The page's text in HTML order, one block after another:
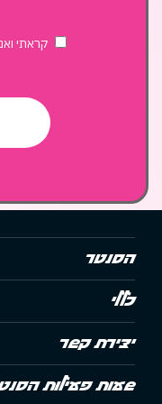
קראתי
הסנטר
כללי
יצירת קשר
שעות פעילות